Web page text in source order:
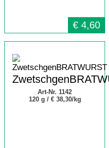
€ 4,60
Art-Nr. 1142
120 g / € 38,30/kg